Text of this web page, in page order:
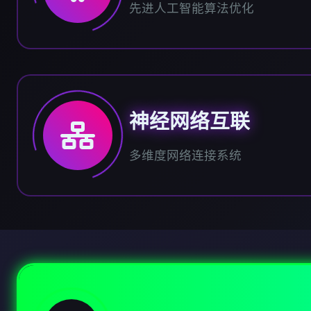
先进人工智能算法优化
神经网络互联
多维度网络连接系统